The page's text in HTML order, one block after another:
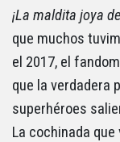
¡La maldita joya
que muchos
el 2017, el
que la verdadera
superhéroes
La cochinada